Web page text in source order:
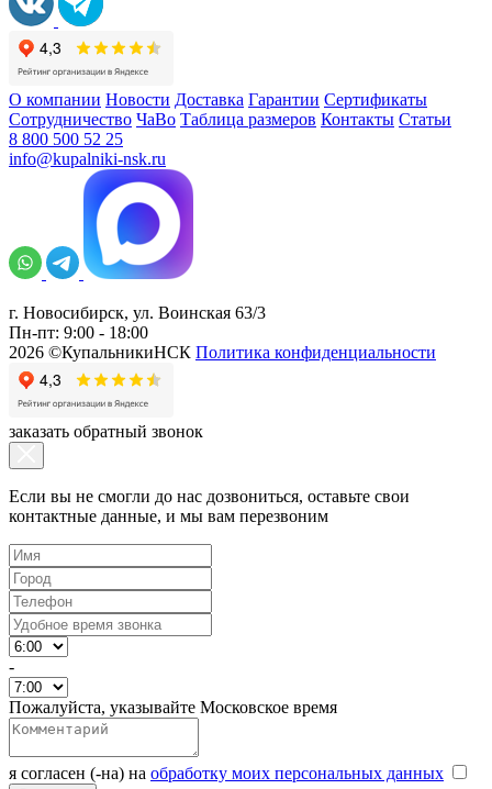
О компании Новости Доставка Гарантии Сертификаты
Сотрудничество ЧаВо Таблица размеров Контакты Статьи
8 800 500 52 25
info@kupalniki-nsk.ru
г. Новосибирск, ул. Воинская 63/3
Пн-пт: 9:00 - 18:00
2026 ©КупальникиНСК Политика конфиденциальности
заказать обратный звонок
Если вы не смогли до нас дозвониться, оставьте свои
контактные данные, и мы вам перезвоним
-
Пожалуйста, указывайте Московское время
я согласен (-на) на обработку моих персональных данных